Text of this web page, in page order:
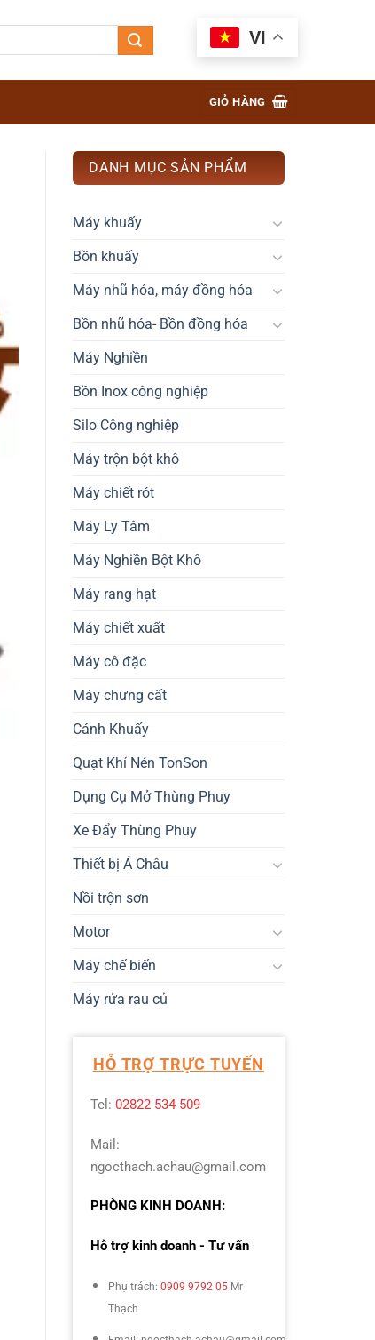
VI
GIỎ HÀNG
DANH MỤC SẢN PHẨM
Máy khuấy
Bồn khuấy
Máy nhũ hóa, máy đồng hóa
Bồn nhũ hóa- Bồn đồng hóa
Máy Nghiền
Bồn Inox công nghiệp
Silo Công nghiệp
Máy trộn bột khô
Máy chiết rót
Máy Ly Tâm
Máy Nghiền Bột Khô
Máy rang hạt
Máy chiết xuất
Máy cô đặc
Máy chưng cất
Cánh Khuấy
Quạt Khí Nén TonSon
Dụng Cụ Mở Thùng Phuy
Xe Đẩy Thùng Phuy
Thiết bị Á Châu
Nồi trộn sơn
Motor
Máy chế biến
Máy rửa rau củ
HỖ TRỢ TRỰC TUYẾN
Tel: 02822 534 509
Mail:
ngocthach.achau@gmail.com
PHÒNG KINH DOANH:
Hỗ trợ kinh doanh - Tư vấn
Phụ trách: 0909 9792 05 Mr
Thạch